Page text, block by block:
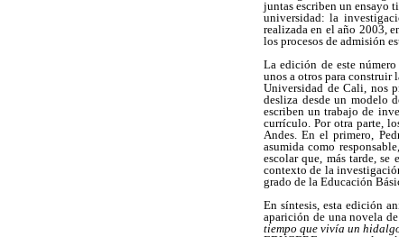
juntas escriben un ensayo
universidad: la
realizada en el año 2003,
los procesos de admisión
La edición de este
unos a otros para construir
Universidad de Cali, nos
desliza desde un modelo
escriben un trabajo de
currículo. Por otra parte,
Andes. En el primero,
asumida como
escolar que, más tarde,
contexto de la
grado de la Educación
En síntesis, esta edición
aparición de una novela
tiempo que vivía un